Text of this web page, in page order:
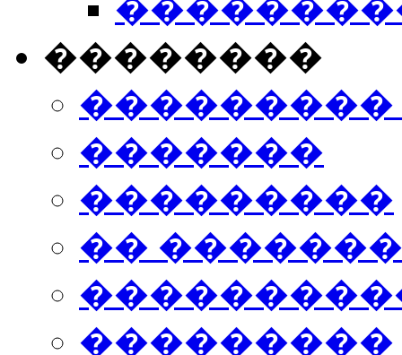
��������
���������
�������
���������
��
���������